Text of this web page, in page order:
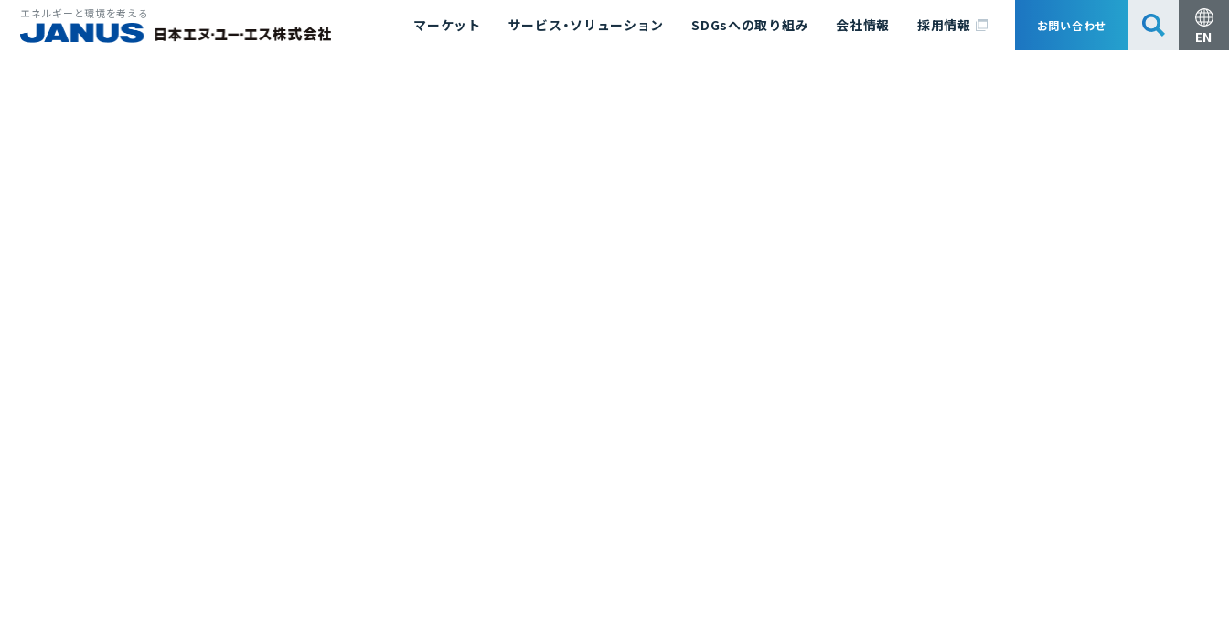
エネルギーと環境を考える
マーケット サービス・ソリューション SDGsへの取り組み 会社情報 採用情報 お問い合わせ
EN